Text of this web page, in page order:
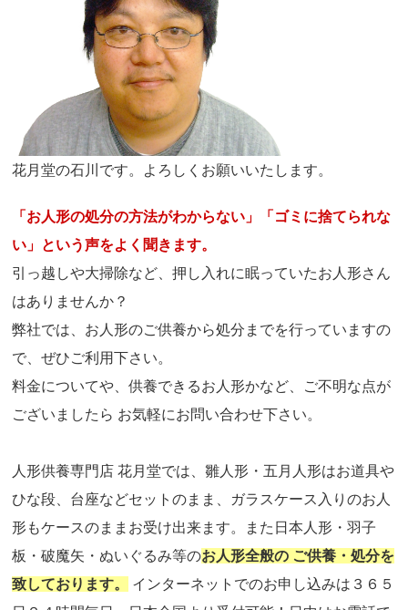
花月堂の石川です。よろしくお願いいたします。
「お人形の処分の方法がわからない」「ゴミに捨てられな
い」という声をよく聞きます。
引っ越しや大掃除など、押し入れに眠っていたお人形さん
はありませんか？
弊社では、お人形のご供養から処分までを行っていますの
で、ぜひご利用下さい。
料金についてや、供養できるお人形かなど、ご不明な点が
ございましたら お気軽にお問い合わせ下さい。
人形供養専門店 花月堂では、雛人形・五月人形はお道具や
ひな段、台座などセットのまま、ガラスケース入りのお人
形もケースのままお受け出来ます。また日本人形・羽子
板・破魔矢・ぬいぐるみ等のお人形全般の ご供養・処分を
致しております。
インターネットでのお申し込みは３６５